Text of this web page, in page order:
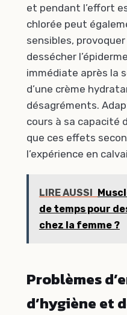
et pendant l’effort
chlorée peut
sensibles,
dessécher
immédiate après la
d’une crème
désagréments.
cours à sa capacité
que ces effets
l’expérience en
LIRE AUSSI
de temps pour
chez la femme ?
Problèmes
d’hygiène et